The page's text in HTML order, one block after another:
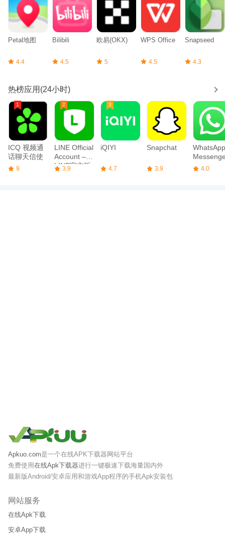
更是日常学习与工作的必备工具。通过
WPS官网免费下载，你可
以立即享受文字、表格、演示、PDF处理与云协同的全方位服务。
无论你是学生、上班族，还是独立创作者，WPS都能助力你的高效
办公。
👉 建议：立即前往
WPS官网（ www.wps.cn）
下载官方正版，避
WPS Office个人版免费下载 | WPS官网正版Office软件下载
WPS Office, WPS个人版, WPS官方下载, WPS Office免费下载,
WPS 2019, WPS 2016
WPS Office个人版由金山办公推出，永久免费，支持文字、表格、
演示等功能。通过WPS官网可免费下载WPS2016、WPS2019等版
本，轻量高效，全面兼容。
WPS个人版下载 | WPS Office官网免费正版
WPS个人版, WPS官网, WPS免费下载, WPS Office中文, WPS抢鲜
Petal地图
4.4
Bilibili
4.5
欧易(OKX)
5
WPS Office
4.5
Snapseed
4.3
热榜应用(24小时)
ICQ 视频通
话聊天信使
9
LINE Official
Account –
LINE官方版
3.9
iQIYI
4.7
Snapchat
3.9
WhatsApp
4.0
Apkuo.com是一个在线APK下载器网站平台
免费使用在线Apk下载器进行一键极速下载海量国内外
最新版Android/安卓应用和游戏App程序的手机Apk安装包
网站服务
在线Apk下载
安卓App下载